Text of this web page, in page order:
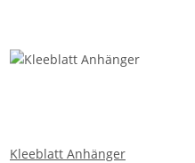
Kleeblatt Anhänger